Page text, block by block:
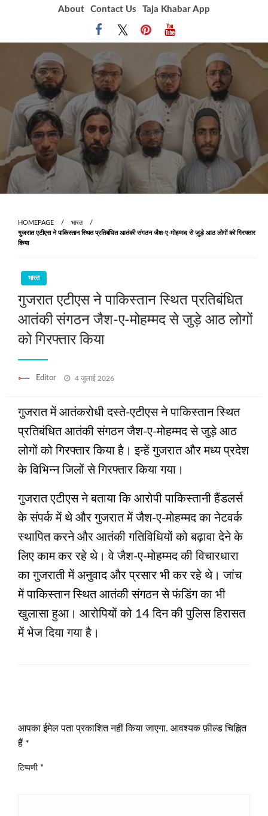
About Contact Us Taja Khabar App
HOMEPAGE
भारत
गुजरात एटीएस ने पाकिस्तान स्थित प्रतिबंधित आतंकी संगठन जैश-ए-मोहम्मद से जुड़े आठ लोगों को गिरफ्तार
किया
भारत
गुजरात एटीएस ने पाकिस्तान स्थित प्रतिबंधित
आतंकी संगठन जैश-ए-मोहम्मद से जुड़े आठ लोगों
को गिरफ्तार किया
Editor
Posted
4 जुलाई 2026
गुजरात में आतंकरोधी दस्ते-एटीएस ने पाकिस्तान स्थित
प्रतिबंधित आतंकी संगठन जैश-ए-मोहम्मद से जुड़े आठ
लोगों को गिरफ्तार किया है। इन्हें गुजरात और मध्य प्रदेश
के विभिन्न जिलों से गिरफ्तार किया गया।
गुजरात एटीएस ने बताया कि आरोपी पाकिस्तानी हैंडलर्स
के संपर्क में थे और गुजरात में जैश-ए-मोहम्मद का नेटवर्क
स्थापित करने और आतंकी गतिविधियों को बढ़ावा देने के
लिए काम कर रहे थे। वे जैश-ए-मोहम्मद की विचारधारा
का गुजराती में अनुवाद और प्रसार भी कर रहे थे। जांच
में पाकिस्तान स्थित आतंकी संगठन से फंडिंग का भी
खुलासा हुआ। आरोपियों को 14 दिन की पुलिस हिरासत
में भेज दिया गया है।
आपका ईमेल पता प्रकाशित नहीं किया जाएगा. आवश्यक फ़ील्ड चिह्नित
हैं *
टिप्पणी *